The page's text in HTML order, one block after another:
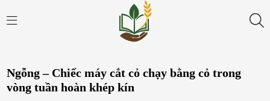
Ngỗng – Chiếc máy cắt cỏ chạy bằng cỏ trong
vòng tuần hoàn khép kín